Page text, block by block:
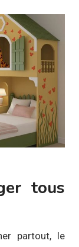
tous
partout, le